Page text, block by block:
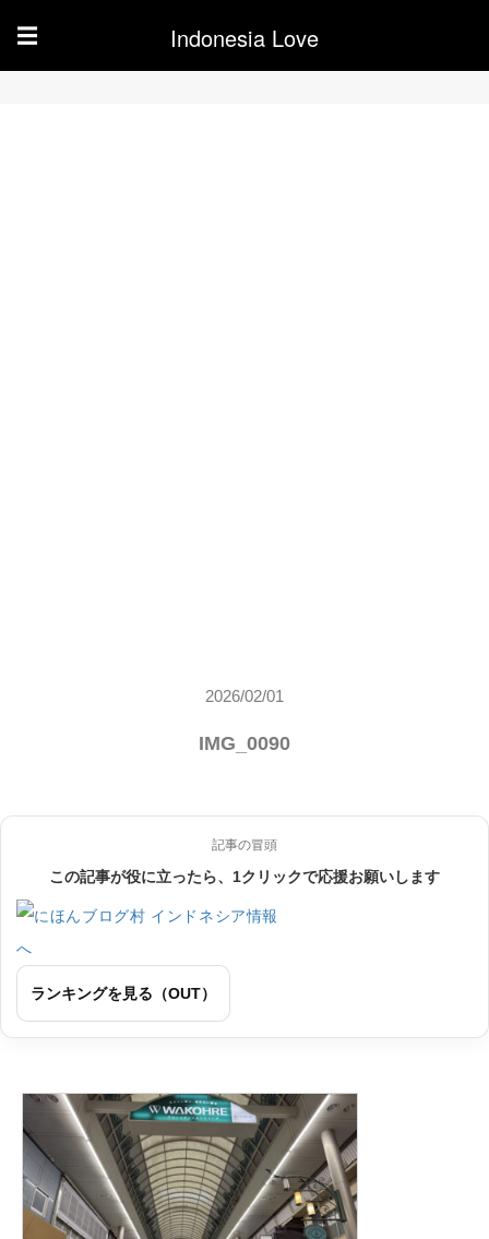
☰ Indonesia Love
2026/02/01
IMG_0090
記事の冒頭
この記事が役に立ったら、1クリックで応援お願いします
ランキングを見る（OUT）